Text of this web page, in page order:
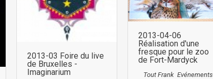
2013-03 Foire du live
de Bruxelles -
Imaginarium
2013-04-06
Réalisation d'une
fresque pour le zoo
de Fort-Mardyck
Tout Frank Evénements